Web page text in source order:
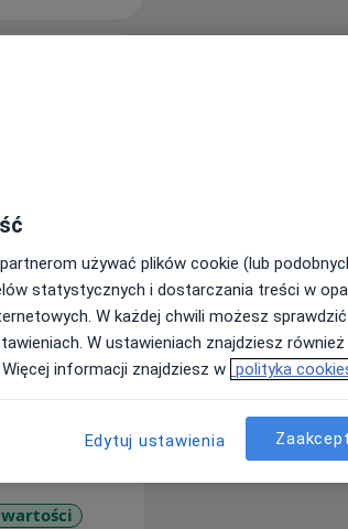
w nurcie
na kierunku
a
oraz w
1A.
depresji,
seksualnym.
używać plików cookie (lub
statystycznych i dostarczania treści w
W każdej chwili możesz
W ustawieniach znajdziesz również
informacji znajdziesz w polityka
Edytuj ustawienia